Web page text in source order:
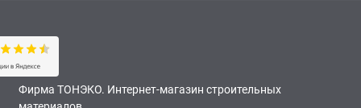
Фирма ТОНЭКО. Интернет-магазин строительных